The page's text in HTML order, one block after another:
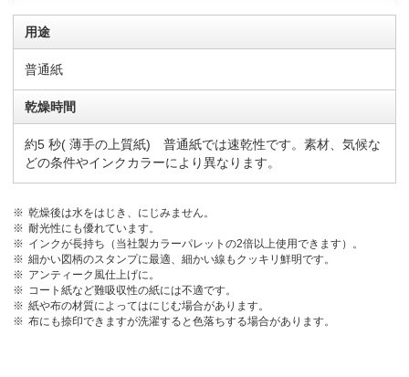
用途
普通紙
乾燥時間
約5 秒( 薄手の上質紙) 普通紙では速乾性です。素材、気候な
どの条件やインクカラーにより異なります。
乾燥後は水をはじき、にじみません。
耐光性にも優れています。
インクが長持ち（当社製カラーパレットの2倍以上使用できます）。
細かい図柄のスタンプに最適、細かい線もクッキリ鮮明です。
アンティーク風仕上げに。
コート紙など難吸収性の紙には不適です。
紙や布の材質によってはにじむ場合があります。
布にも捺印できますが洗濯すると色落ちする場合があります。